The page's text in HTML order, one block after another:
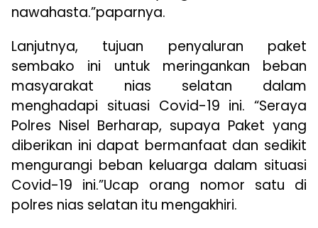
nawahasta.”paparnya.
Lanjutnya, tujuan penyaluran paket
sembako ini untuk meringankan beban
masyarakat nias selatan dalam
menghadapi situasi Covid-19 ini. “Seraya
Polres Nisel Berharap, supaya Paket yang
diberikan ini dapat bermanfaat dan sedikit
mengurangi beban keluarga dalam situasi
Covid-19 ini.”Ucap orang nomor satu di
polres nias selatan itu mengakhiri.